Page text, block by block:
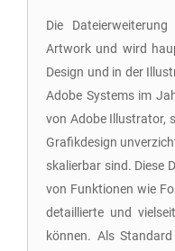
Die
Artwork und wird
Design und in der
Adobe Systems im
von Adobe Illustrator,
Grafikdesign
skalierbar sind. Diese
von Funktionen wie
detaillierte und
können. Als